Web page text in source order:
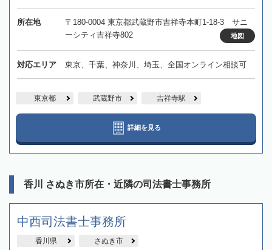
所在地
〒180-0004 東京都武蔵野市吉祥寺本町1-18-3 サニ
ーシティ吉祥寺802
地図
対応エリア 東京、千葉、神奈川、埼玉、全国オンライン相談可
東京都 武蔵野市 吉祥寺駅
詳細を見る
香川 さぬき市所在・近隣の司法書士事務所
中西司法書士事務所
香川県 さぬき市